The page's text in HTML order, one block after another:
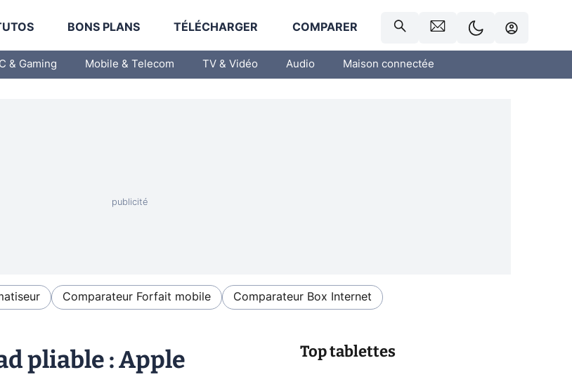
BONS PLANS TÉLÉCHARGER COMPARER
& Gaming Mobile & Telecom TV & Vidéo Audio Maison connectée
Comparateur Forfait mobile Comparateur Box Internet
pliable : Apple
Top tablettes